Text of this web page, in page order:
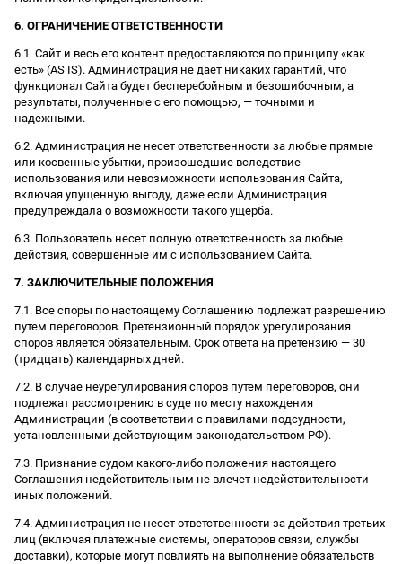
6. ОГРАНИЧЕНИЕ ОТВЕТСТВЕННОСТИ
6.1. Сайт и весь его контент предоставляются по принципу «как
есть» (AS IS). Администрация не дает никаких гарантий, что
функционал Сайта будет бесперебойным и безошибочным, а
результаты, полученные с его помощью, — точными и
надежными.
6.2. Администрация не несет ответственности за любые прямые
или косвенные убытки, произошедшие вследствие
использования или невозможности использования Сайта,
включая упущенную выгоду, даже если Администрация
предупреждала о возможности такого ущерба.
6.3. Пользователь несет полную ответственность за любые
действия, совершенные им с использованием Сайта.
7. ЗАКЛЮЧИТЕЛЬНЫЕ ПОЛОЖЕНИЯ
7.1. Все споры по настоящему Соглашению подлежат разрешению
путем переговоров. Претензионный порядок урегулирования
споров является обязательным. Срок ответа на претензию — 30
(тридцать) календарных дней.
7.2. В случае неурегулирования споров путем переговоров, они
подлежат рассмотрению в суде по месту нахождения
Администрации (в соответствии с правилами подсудности,
установленными действующим законодательством РФ).
7.3. Признание судом какого-либо положения настоящего
Соглашения недействительным не влечет недействительности
иных положений.
7.4. Администрация не несет ответственности за действия третьих
лиц (включая платежные системы, операторов связи, службы
доставки), которые могут повлиять на выполнение обязательств